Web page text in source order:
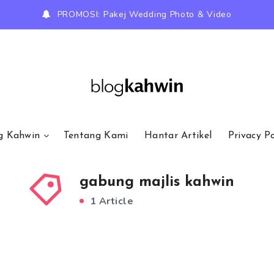
PROMOSI: Pakej Wedding Photo & Video
Kahwin Tentang Kami Hantar Artikel Privacy
gabung majlis kahwin
1 Article